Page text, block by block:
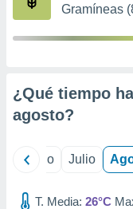
publicidad
de
Gramíneas
¿Qué tiempo
agosto?
Junio Julio
T. Media: 26°C